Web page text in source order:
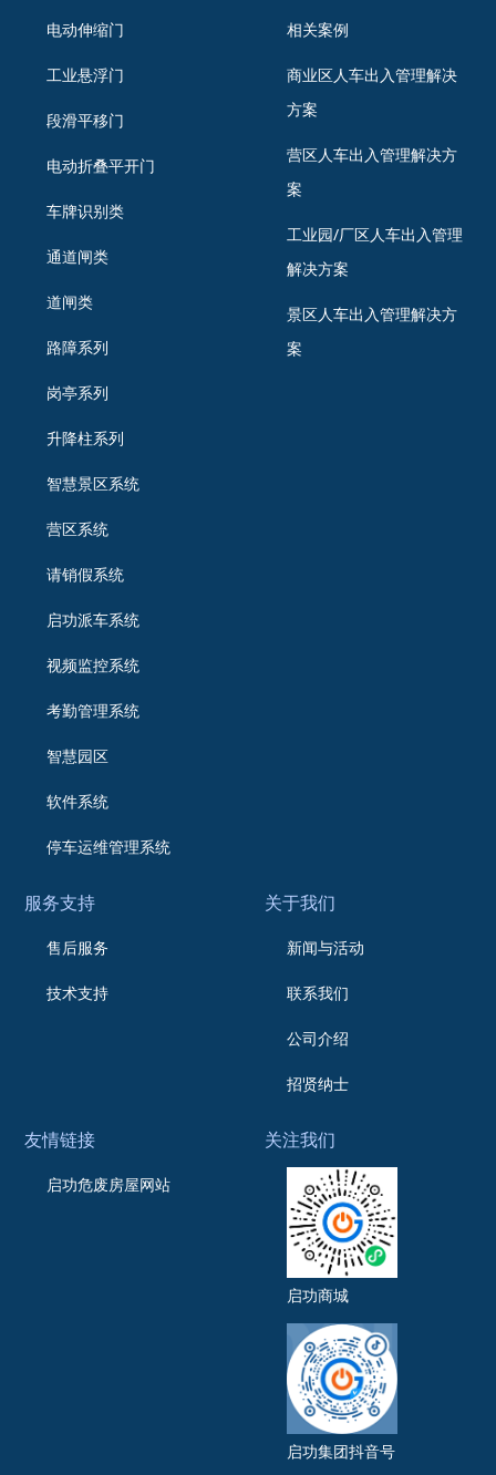
电动伸缩门
工业悬浮门
段滑平移门
电动折叠平开门
车牌识别类
通道闸类
道闸类
路障系列
岗亭系列
升降柱系列
智慧景区系统
营区系统
请销假系统
启功派车系统
视频监控系统
考勤管理系统
智慧园区
软件系统
停车运维管理系统
相关案例
商业区人车出入管理解决
方案
营区人车出入管理解决方
案
工业园/厂区人车出入管理
解决方案
景区人车出入管理解决方
案
服务支持
售后服务
技术支持
关于我们
新闻与活动
联系我们
公司介绍
招贤纳士
友情链接
启功危废房屋网站
关注我们
启功商城
启功集团抖音号